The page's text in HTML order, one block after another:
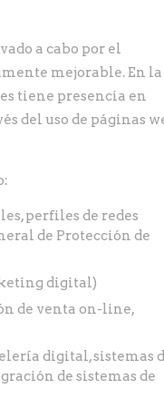
a cabo por el
mejorable. En la
tiene presencia en
del uso de páginas
perfiles de redes
de Protección de
digital)
de venta on-line,
digital, sistemas
de sistemas de